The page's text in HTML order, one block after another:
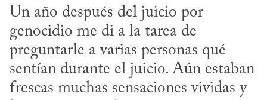
Un año después del juicio por
genocidio me di a la tarea de
preguntarle a varias personas qué
sentían durante el juicio. Aún estaban
frescas muchas sensaciones vividas y